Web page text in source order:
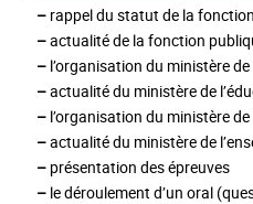
–rappel du statut de la
–actualité de la fonction
–l’organisation du ministère
–actualité du ministère de
–l’organisation du ministère
–actualité du ministère de
–présentation des épreuves
–le déroulement d’un oral